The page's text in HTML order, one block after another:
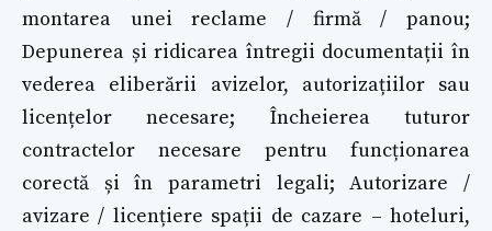
montarea unei reclame / firmă / panou;
Depunerea și ridicarea întregii documentații în
vederea eliberării avizelor, autorizațiilor sau
licențelor necesare; Încheierea tuturor
contractelor necesare pentru funcționarea
corectă și în parametri legali; Autorizare /
avizare / licențiere spații de cazare – hoteluri,